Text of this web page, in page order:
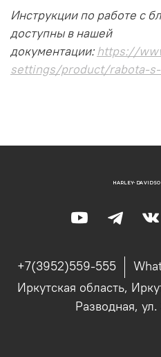
Инструкции по работе с
доступны в нашей
документации:https://
settings/product/rabota-
+7(3952)559-555
Иркутская область,
Разводная,
HARLEY-